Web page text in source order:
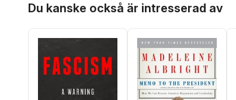
Du kanske också är intresserad av